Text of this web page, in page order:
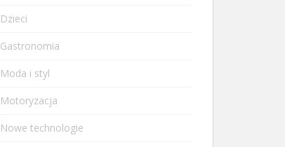
Dzieci
Gastronomia
Moda i styl
Motoryzacja
Nowe technologie